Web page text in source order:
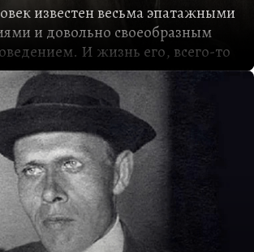
известен весьма эпатажными
и довольно своеобразным
И жизнь его, всего-то
трагическая жизнь,
гения. Хотя сам он
чувствовал человеком
как ни странно, легким,
— а слава для Виана не
хотя финансово состоятельным
и экранизации книг его, причем
только под конец его. Как
этой экранизации он и
примерно, минуте от сердечного